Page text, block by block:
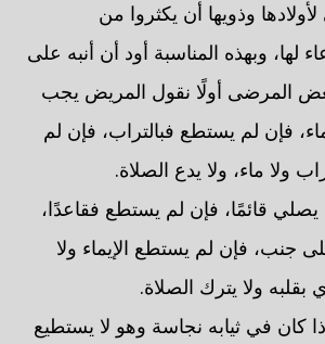
وذويها أن يكثروا من
لها، وبهذه المناسبة أود أن أنبه على
بعض المرضى أولًا نقول المريض يجب
فإن لم يستطع فبالتراب، فإن لم
ولا ماء، ولا يدع الصلاة.
يصلي قائمًا، فإن لم يستطع فقاعدًا،
جنب، فإن لم يستطع الإيماء ولا
بقلبه ولا يترك الصلاة.
كان في ثيابه نجاسة وهو لا يستطيع